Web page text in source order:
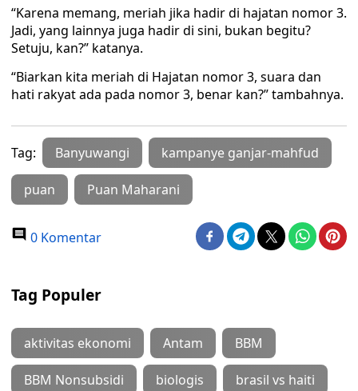
“Karena memang, meriah jika hadir di hajatan nomor 3.
Jadi, yang lainnya juga hadir di sini, bukan begitu?
Setuju, kan?” katanya.
“Biarkan kita meriah di Hajatan nomor 3, suara dan
hati rakyat ada pada nomor 3, benar kan?” tambahnya.
Tag: Banyuwangi kampanye ganjar-mahfud
puan Puan Maharani
0 Komentar
Tag Populer
aktivitas ekonomi Antam BBM
BBM Nonsubsidi biologis brasil vs haiti